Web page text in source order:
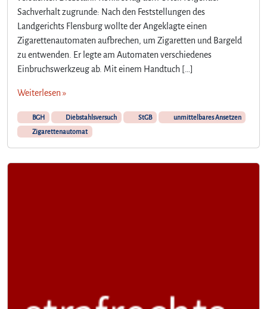
Sachverhalt zugrunde: Nach den Feststellungen des
Landgerichts Flensburg wollte der Angeklagte einen
Zigarettenautomaten aufbrechen, um Zigaretten und Bargeld
zu entwenden. Er legte am Automaten verschiedenes
Einbruchswerkzeug ab. Mit einem Handtuch […]
Weiterlesen »
BGH Diebstahlsversuch StGB
unmittelbares Ansetzen
Zigarettenautomat